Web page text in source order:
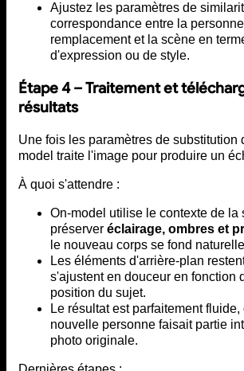
Ajustez les paramètres de
correspondance entre la
remplacement et la scène en
d'expression ou de style.
Étape 4 – Traitement et
résultats
Une fois les paramètres de substitution
model traite l'image pour produire un
À quoi s'attendre :
On-model utilise le contexte de la
préserver éclairage, ombres et
le nouveau corps se fond
Les éléments d'arrière-plan
s'ajustent en douceur en fonction
position du sujet.
Le résultat est parfaitement fluide,
nouvelle personne faisait partie
photo originale.